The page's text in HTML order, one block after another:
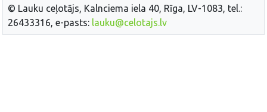
© Lauku ceļotājs, Kalnciema iela 40, Rīga, LV-1083, tel.:
26433316, e-pasts: lauku@celotajs.lv